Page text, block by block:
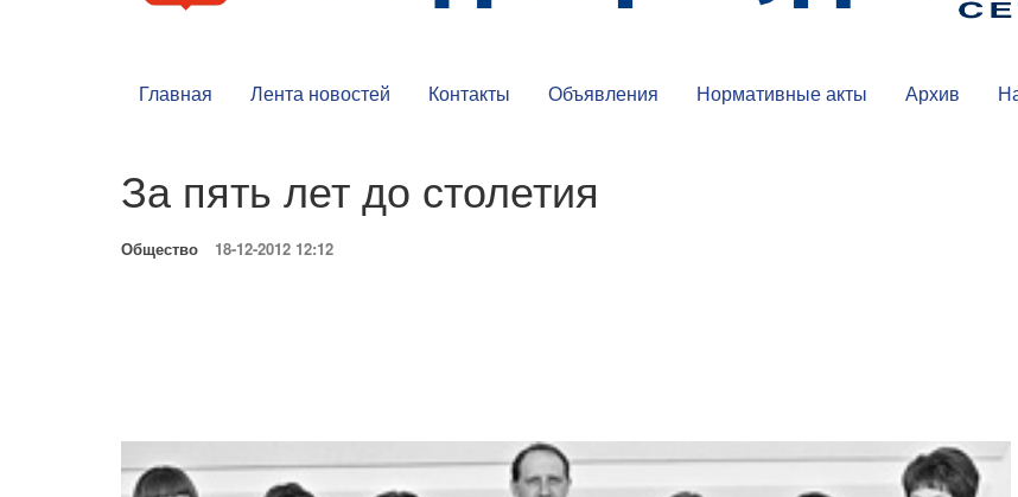
Главная Лента новостей Контакты Объявления Нормативные акты Архив
За пять лет до столетия
Общество 18-12-2012 12:12